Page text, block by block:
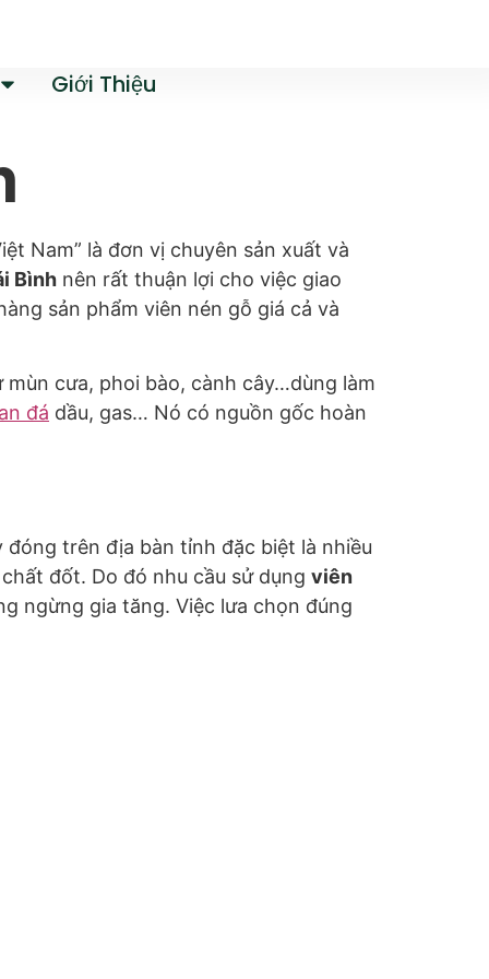
Giới Thiệu
Nam” là đơn vị chuyên sản xuất và
Bình nên rất thuận lợi cho việc giao
sản phẩm viên nén gỗ giá cả và
cưa, phoi bào, cành cây…dùng làm
đá dầu, gas… Nó có nguồn gốc hoàn
trên địa bàn tỉnh đặc biệt là nhiều
đốt. Do đó nhu cầu sử dụng viên
ngừng gia tăng. Việc lưa chọn đúng